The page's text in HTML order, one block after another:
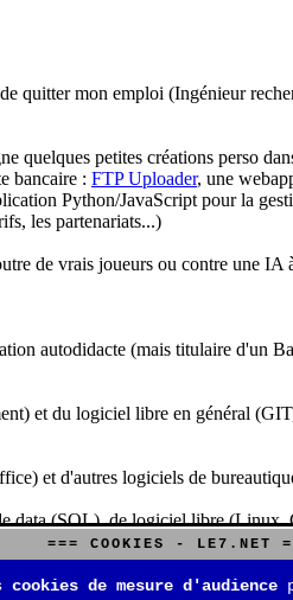
quitter mon emploi (Ingénieur
quelques petites créations perso
bancaire : FTP Uploader, une
Python/JavaScript pour la
les partenariats...)
de vrais joueurs ou contre une IA
autodidacte (mais titulaire d'un
et du logiciel libre en général
et d'autres logiciels de
data (SQL), de logiciel libre
de stratégie (Echecs, Go,
=== COOKIES - LE7.NET
cookies de mesure d'audience